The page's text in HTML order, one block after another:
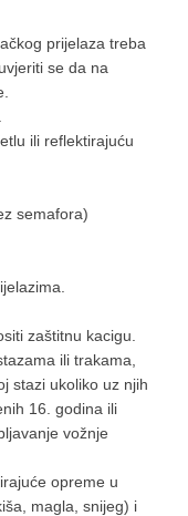
prijelaza treba
se da na
ili reflektirajuću
semafora)
zaštitnu kacigu.
ili trakama,
stazi ukoliko uz njih
16. godina ili
vožnje
opreme u
magla, snijeg) i